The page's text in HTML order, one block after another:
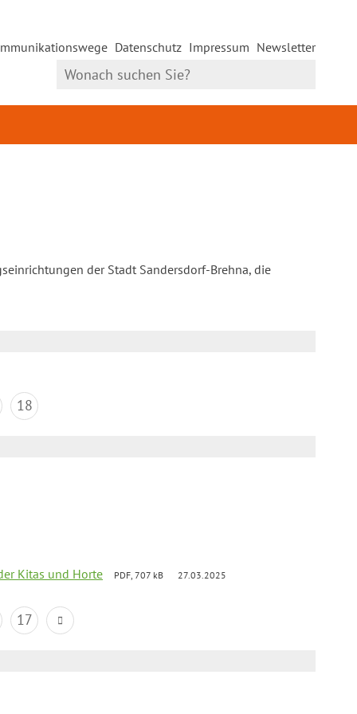
Datenschutz Impressum Newsletter
der Stadt Sandersdorf-Brehna, die
18
Kitas und Horte PDF, 707 kB 27.03.2025
17